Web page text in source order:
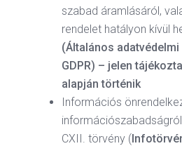
szabad áramlásáról,
rendelet hatályon kívül
(Általános
GDPR) – jelen
alapján történik
Információs
CXII. törvény (